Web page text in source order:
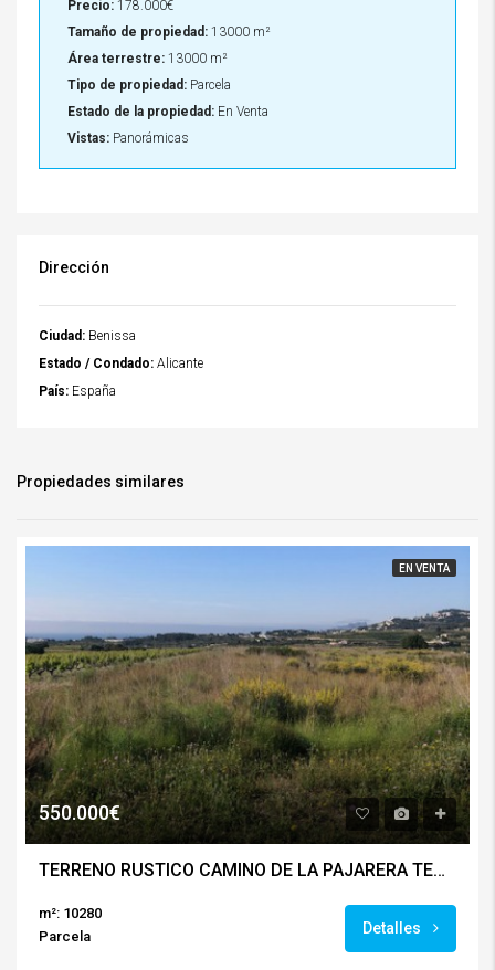
Precio: 178.000€
Tamaño de propiedad: 13000 m²
Área terrestre: 13000 m²
Tipo de propiedad: Parcela
Estado de la propiedad: En Venta
Vistas: Panorámicas
Dirección
Ciudad: Benissa
Estado / Condado: Alicante
País: España
Propiedades similares
EN VENTA
550.000€
TERRENO RUSTICO CAMINO DE LA PAJARERA TEULADA / MORAIRA
m²: 10280
Parcela
Detalles